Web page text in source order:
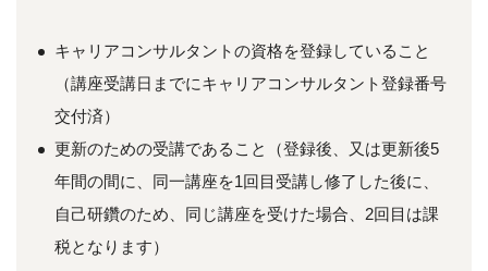
キャリアコンサルタントの資格を登録していること
（講座受講日までにキャリアコンサルタント登録番号
交付済）
更新のための受講であること（登録後、又は更新後5
年間の間に、同一講座を1回目受講し修了した後に、
自己研鑽のため、同じ講座を受けた場合、2回目は課
税となります）